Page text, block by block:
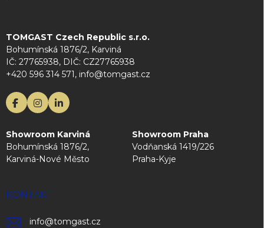
TOMGAST Czech Republic s.r.o.
Bohumínská 1876/2, Karviná
IČ: 27765938, DIČ: CZ27765938
+420 596 314 571, info@tomgast.cz
Showroom Karviná
Bohumínská 1876/2,
Karviná-Nové Město
Showroom Praha
Vodňanská 1419/226
Praha-Kyje
KONTAKT
info@tomgast.cz